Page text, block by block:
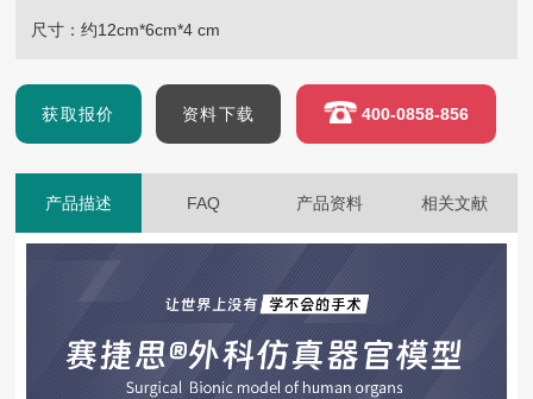
尺寸：约12cm*6cm*4 cm
获取报价 资料下载 400-0858-856
产品描述 FAQ 产品资料 相关文献